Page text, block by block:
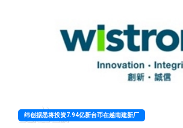
纬创据悉将投资7.94亿新台币在越南建新厂